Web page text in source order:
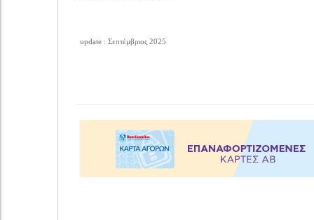
update : Σεπτέμβριος 2025